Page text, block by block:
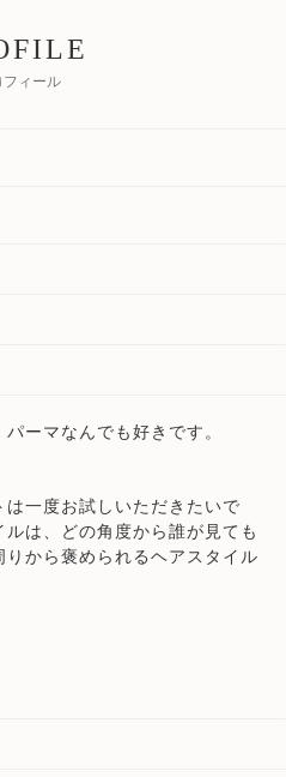
フィール
ーマなんでも好きです。
一度お試しいただきたいで
は、どの角度から誰が見ても
から褒められるヘアスタイル